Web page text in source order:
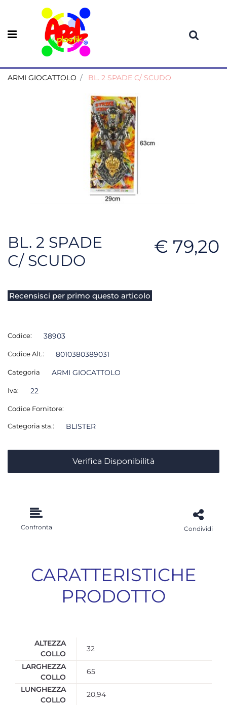
Open menu
ARMI GIOCATTOLO BL. 2 SPADE C/ SCUDO
BL. 2 SPADE
C/ SCUDO
€ 79,20
Recensisci per primo questo articolo
Codice: 38903
Codice Alt.: 8010380389031
Categoria ARMI GIOCATTOLO
Iva: 22
Codice Fornitore:
Categoria sta.: BLISTER
Verifica Disponibilità
Confronta Condividi
CARATTERISTICHE
PRODOTTO
ALTEZZA
COLLO
32
LARGHEZZA
COLLO
65
LUNGHEZZA
COLLO
20,94